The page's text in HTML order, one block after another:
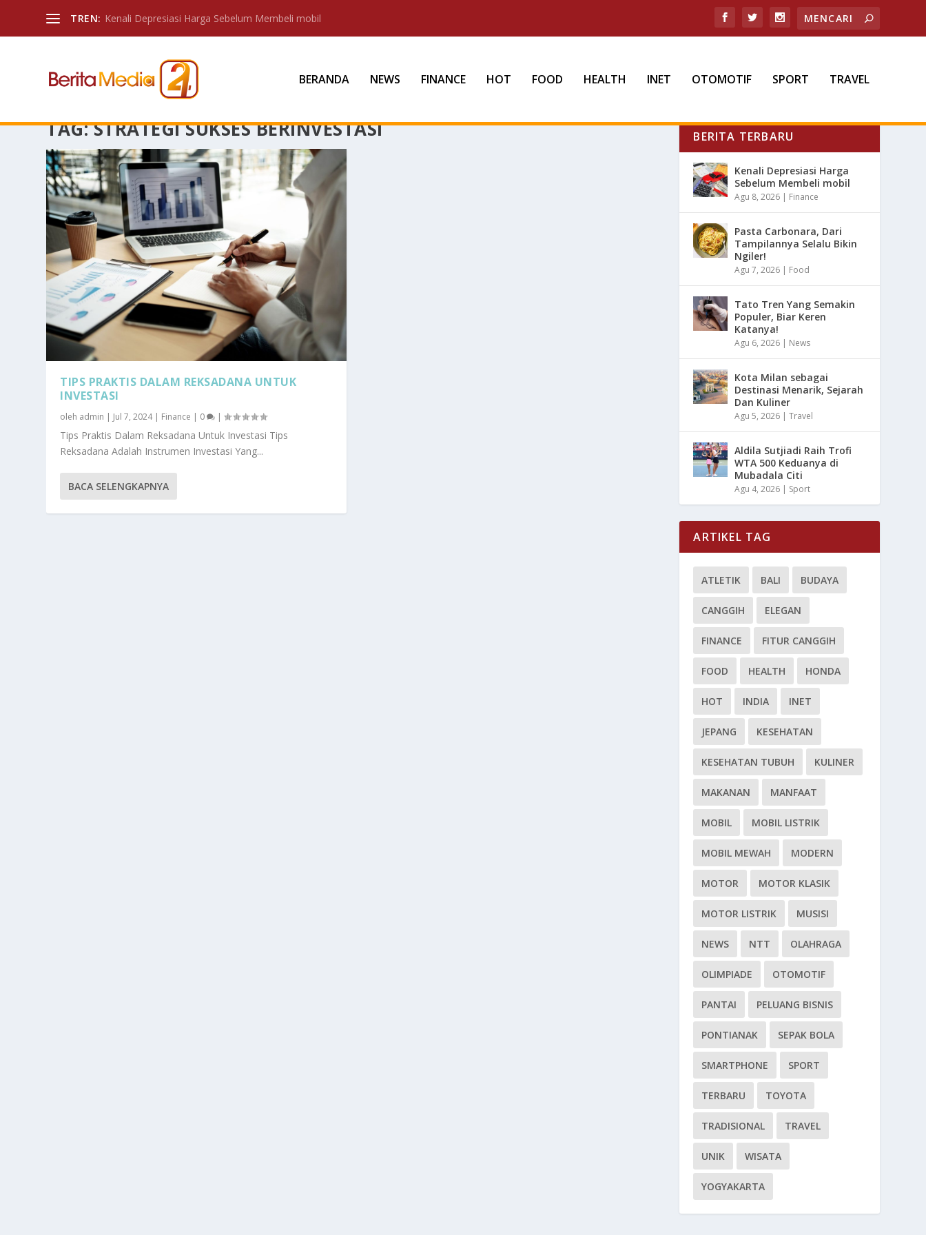
TREN: Kenali Depresiasi Harga Sebelum Membeli mobil
BERANDA NEWS FINANCE HOT FOOD HEALTH INET OTOMOTIF SPORT TRAVEL
TAG:STRATEGI SUKSES BERINVESTASI
TIPS PRAKTIS DALAM REKSADANA UNTUK
INVESTASI
oleh admin | Jul 7, 2024| Finance | 0 |
Tips Praktis Dalam Reksadana Untuk Investasi Tips
Reksadana Adalah Instrumen Investasi Yang...
BACA SELENGKAPNYA
BERITA TERBARU
Kenali Depresiasi Harga
Sebelum Membeli mobil
Agu 8, 2026 | Finance
Pasta Carbonara, Dari
Tampilannya Selalu Bikin
Ngiler!
Agu 7, 2026 | Food
Tato Tren Yang Semakin
Populer, Biar Keren
Katanya!
Agu 6, 2026 | News
Kota Milan sebagai
Destinasi Menarik, Sejarah
Dan Kuliner
Agu 5, 2026 |Travel
Aldila Sutjiadi Raih Trofi
WTA 500 Keduanya di
Mubadala Citi
Agu 4, 2026 | Sport
ARTIKEL TAG
ATLETIK BALI BUDAYA
CANGGIH ELEGAN
FINANCE FITUR CANGGIH
FOOD HEALTH HONDA
HOT INDIA INET
JEPANG KESEHATAN
KESEHATAN TUBUH KULINER
MAKANAN MANFAAT
MOBIL MOBIL LISTRIK
MOBIL MEWAH MODERN
MOTOR MOTOR KLASIK
MOTOR LISTRIK MUSISI
NEWS NTT OLAHRAGA
OLIMPIADE OTOMOTIF
PANTAI PELUANG BISNIS
PONTIANAK SEPAK BOLA
SMARTPHONE SPORT
TERBARU TOYOTA
TRADISIONAL TRAVEL
UNIK WISATA
YOGYAKARTA